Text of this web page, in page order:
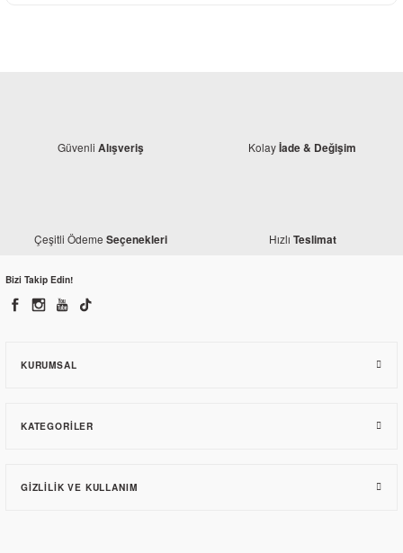
Güvenli Alışveriş Kolayİade & Değişim
Çeşitli Ödeme Seçenekleri Hızlı Teslimat
Bizi Takip Edin!
KURUMSAL
KATEGORILER
GIZLILIK VE KULLANIM